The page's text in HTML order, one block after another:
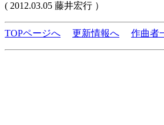
( 2012.03.05 藤井宏行 ）
TOPページへ 更新情報へ 作曲者